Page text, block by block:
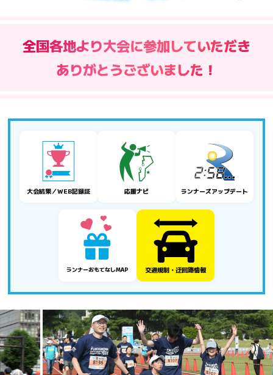
全国各地より大会に参加していただき
ありがとうございました！
大会結果／WEB記録証 応援ナビ ランナーズアップデート
ランナーおもてなしMAP 交通規制・迂回路情報